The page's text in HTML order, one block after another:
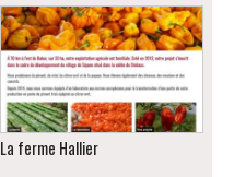
La ferme Hallier